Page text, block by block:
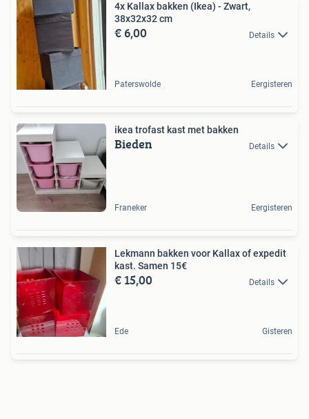
4x Kallax bakken (Ikea) - Zwart,
38x32x32 cm
€ 6,00 Details
Paterswolde Eergisteren
ikea trofast kast met bakken
Bieden Details
Franeker Eergisteren
Lekmann bakken voor Kallax of expedit
kast. Samen 15€
€ 15,00 Details
Ede Gisteren